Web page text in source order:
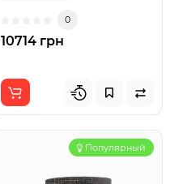
0
10714 грн
Популярный